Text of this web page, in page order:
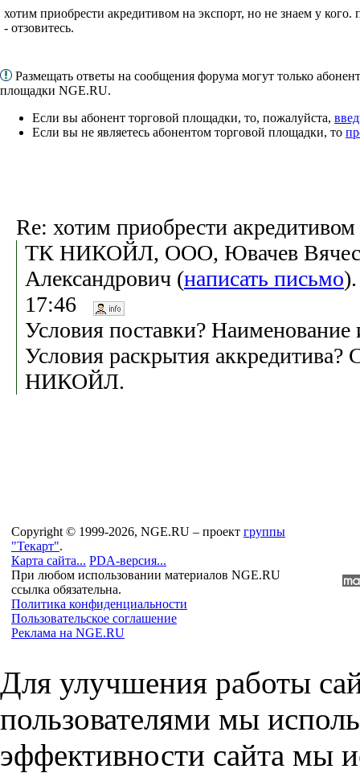
хотим приобрести акредитивом на экспорт, но не знаем у
- отзовитесь.
Размещать ответы на сообщения форума могут только
площадки NGE.RU.
Если вы абонент торговой площадки, то, пожалуйста,
Если вы не являетесь абонентом торговой площадки, то
Re: хотим приобрести акредитивом
ТК НИКОЙЛ, ООО, Ювачев
Александрович (написать письмо
17:46
Условия поставки? Наименование
Условия раскрытия
НИКОЙЛ.
Copyright © 1999-2026, NGE.RU – проект группы
"Текарт".
Карта сайта... PDA-версия...
При любом использовании материалов NGE.RU
ссылка обязательна.
Политика конфиденциальности
Пользовательское соглашение
Реклама на NGE.RU
Для улучшения работы
пользователями мы
эффективности сайта мы